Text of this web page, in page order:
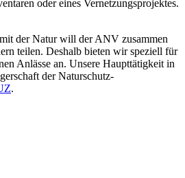
oder eines Vernetzungsprojektes.
der Natur will der ANV zusammen
teilen. Deshalb bieten wir speziell für
Anlässe an. Unsere Haupttätigkeit in
der Naturschutz-
.